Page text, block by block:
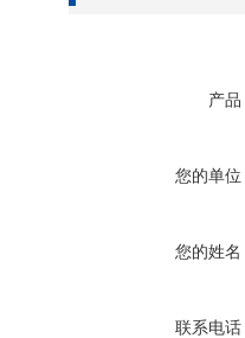
产品
您的单位
您的姓名
联系电话